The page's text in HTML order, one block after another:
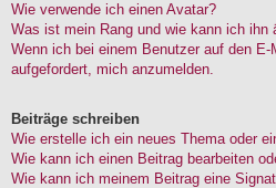
Wie verwende ich einen Avatar?
Was ist mein Rang und wie kann ich ihn
Wenn ich bei einem Benutzer auf den
aufgefordert, mich anzumelden.
Beiträge schreiben
Wie erstelle ich ein neues Thema oder
Wie kann ich einen Beitrag bearbeiten
Wie kann ich meinem Beitrag eine